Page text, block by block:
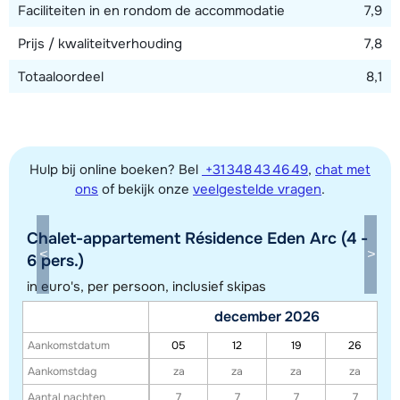
Toon alle accommodaties in dit gebied
Deze kaart geeft een indicatie van de ligging van onze accommodaties. De
exacte locatie kan enigszins afwijken.
Faciliteiten in en rondom de accommodatie
7,9
Prijs / kwaliteitverhouding
7,8
Totaaloordeel
8,1
Hulp bij online boeken? Bel +31 348 43 46 49, chat met
ons of bekijk onze veelgestelde vragen.
Chalet-appartement Résidence Eden Arc (4 -
6 pers.)
in euro's, per persoon, inclusief skipas
Aankomstdatum
Aankomstdag
december 2026
05 12 19
26
za
za za
za